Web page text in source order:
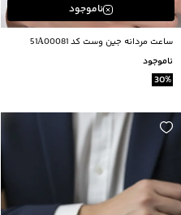
ناموجود
ساعت مردانه جين وست كد 51A00081
ناموجود
30%